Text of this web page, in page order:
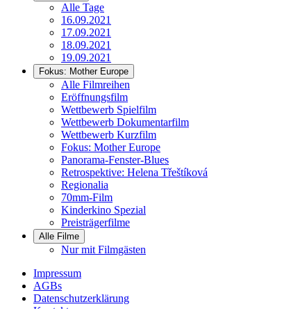
Alle Tage
16.09.2021
17.09.2021
18.09.2021
19.09.2021
Fokus: Mother Europe
Alle Filmreihen
Eröffnungsfilm
Wettbewerb Spielfilm
Wettbewerb Dokumentarfilm
Wettbewerb Kurzfilm
Fokus: Mother Europe
Panorama-Fenster-Blues
Retrospektive: Helena Třeštíková
Regionalia
70mm-Film
Kinderkino Spezial
Preisträgerfilme
Alle Filme
Nur mit Filmgästen
Impressum
AGBs
Datenschutzerklärung